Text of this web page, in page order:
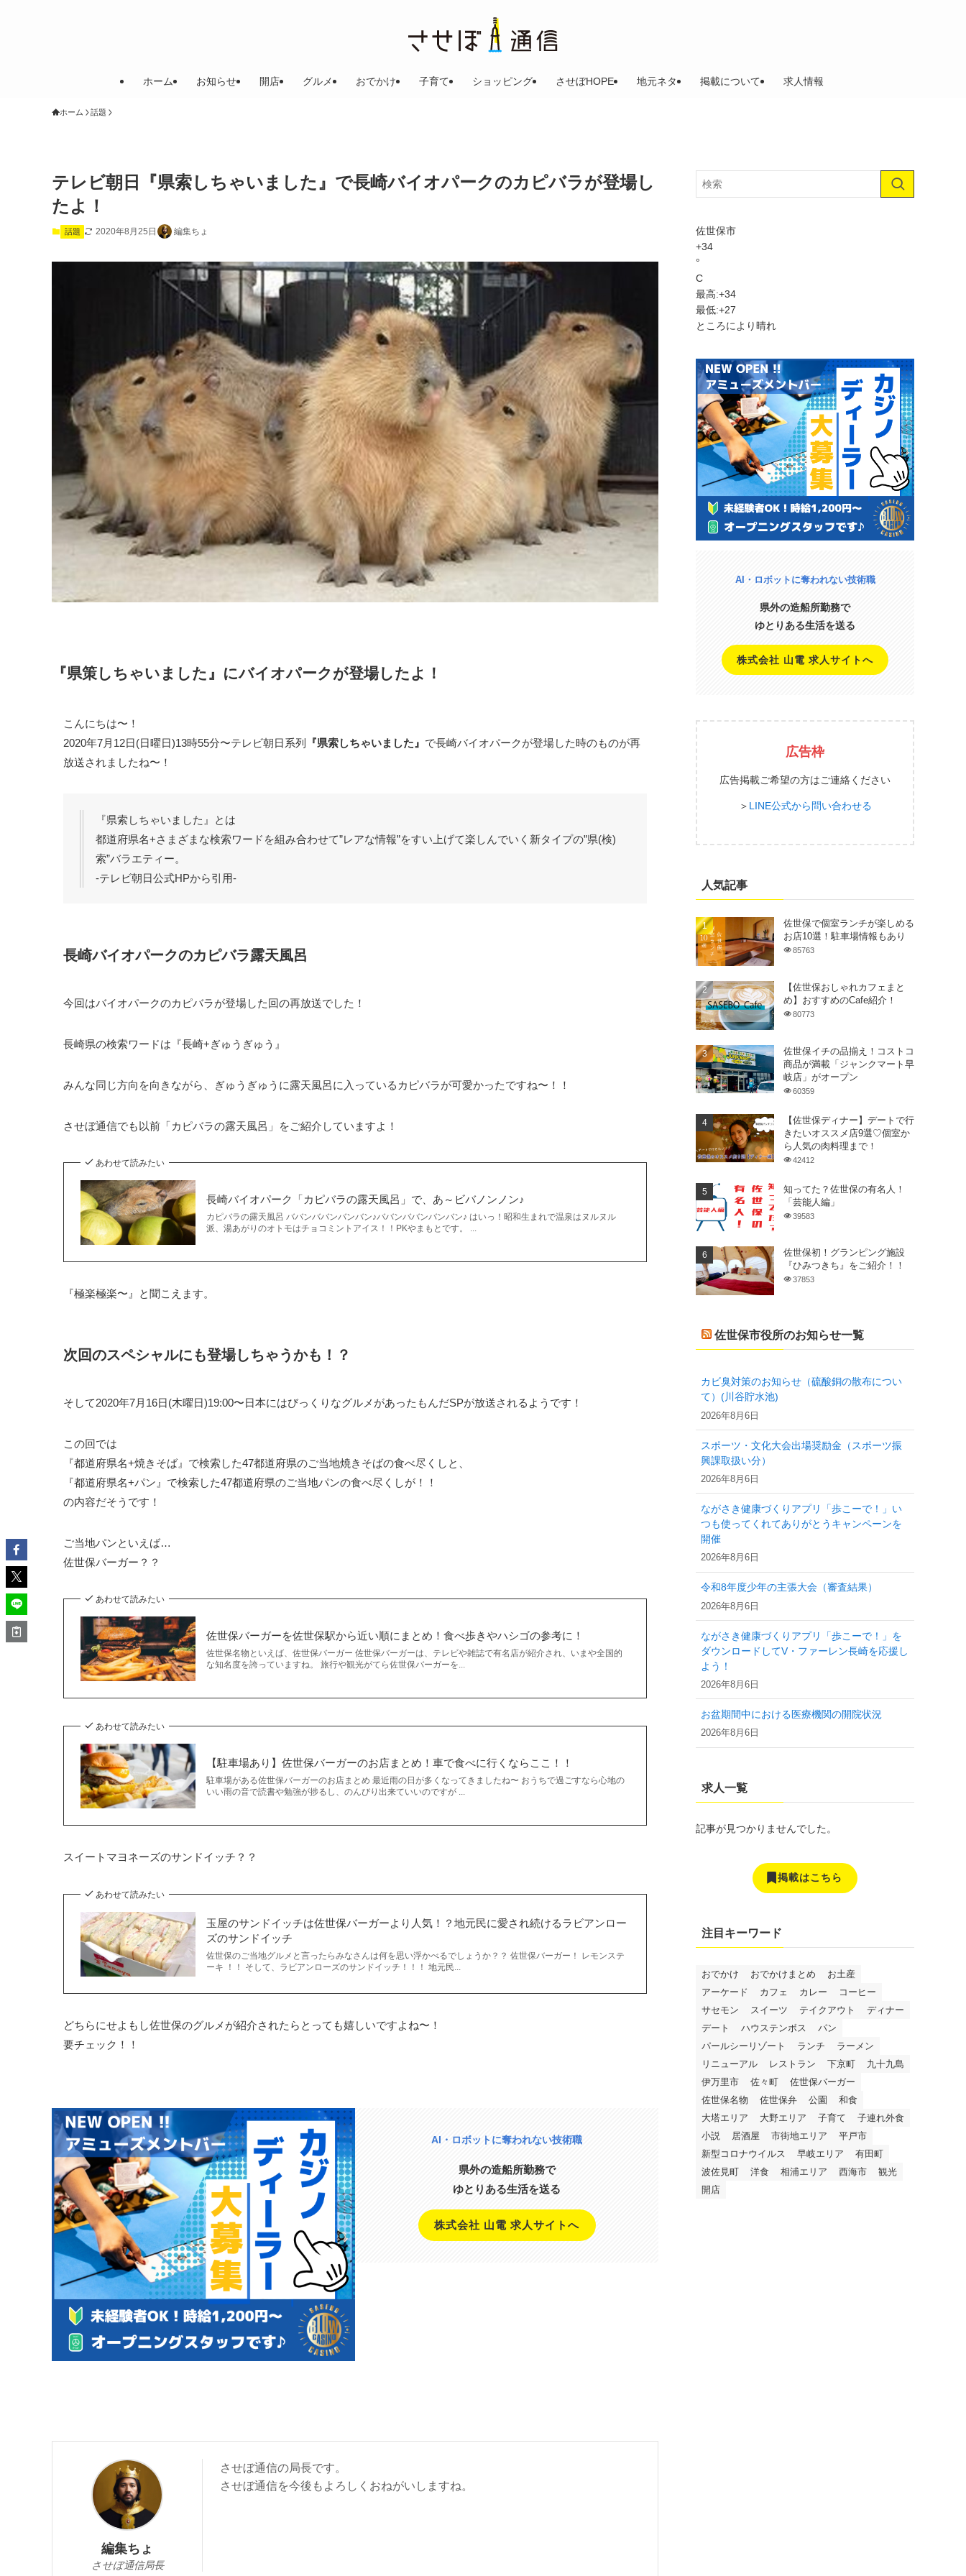
ホーム お知らせ 開店 グルメ おでかけ 子育て ショッピング させぼHOPE 地元ネタ 掲載について 求人情報
ホーム 話題
テレビ朝日『県索しちゃいました』で長崎バイオパークのカピバラが登場し
たよ！
話題 2020年8月25日 編集ちょ
『県策しちゃいました』にバイオパークが登場したよ！
こんにちは〜！
2020年7月12日(日曜日)13時55分〜テレビ朝日系列
『県索しちゃいました』 で長崎バイオパークが登場した時のものが再
放送されましたね〜！
『県索しちゃいました』とは
都道府県名+さまざまな検索ワードを組み合わせて”レアな情報”をすい上げて楽しんでいく新タイプの”県(検)
索”バラエティー。
-テレビ朝日公式HPから引用-
長崎バイオパークのカピバラ露天風呂
今回はバイオパークのカピバラが登場した回の再放送でした！
長崎県の検索ワードは『長崎+ぎゅうぎゅう』
みんな同じ方向を向きながら、ぎゅうぎゅうに露天風呂に入っているカピバラが可愛かったですね〜！！
させぼ通信でも以前「カピバラの露天風呂」をご紹介していますよ！
あわせて読みたい
長崎バイオパーク「カピバラの露天風呂」で、あ～ビバノンノン♪
カピバラの露天風呂 ババンババンバンバン♪ババンババンバンバン♪ はいっ！昭和生まれで温泉はヌルヌル
派、湯あがりのオトモはチョコミントアイス！！PKやまもとです。 ...
『極楽極楽〜』と聞こえます。
次回のスペシャルにも登場しちゃうかも！？
そして2020年7月16日(木曜日)19:00〜日本にはびっくりなグルメがあったもんだSPが放送されるようです！
この回では
『都道府県名+焼きそば』で検索した47都道府県のご当地焼きそばの食べ尽くしと、
『都道府県名+パン』で検索した47都道府県のご当地パンの食べ尽くしが！！
の内容だそうです！
ご当地パンといえば…
佐世保バーガー？？
あわせて読みたい
佐世保バーガーを佐世保駅から近い順にまとめ！食べ歩きやハシゴの参考に！
佐世保名物といえば、佐世保バーガー 佐世保バーガーは、テレビや雑誌で有名店が紹介され、いまや全国的
な知名度を誇っていますね。 旅行や観光がてら佐世保バーガーを...
あわせて読みたい
【駐車場あり】佐世保バーガーのお店まとめ！車で食べに行くならここ！！
駐車場がある佐世保バーガーのお店まとめ 最近雨の日が多くなってきましたね〜 おうちで過ごすなら心地の
いい雨の音で読書や勉強が捗るし、のんびり出来ていいのですが ...
スイートマヨネーズのサンドイッチ？？
あわせて読みたい
玉屋のサンドイッチは佐世保バーガーより人気！？地元民に愛され続けるラビアンロー
ズのサンドイッチ
佐世保のご当地グルメと言ったらみなさんは何を思い浮かべるでしょうか？？ 佐世保バーガー！ レモンステ
ーキ ！！ そして、ラビアンローズのサンドイッチ！！！ 地元民...
どちらにせよもし佐世保のグルメが紹介されたらとっても嬉しいですよね〜！
要チェック！！
AI・ロボットに奪われない技術職
県外の造船所勤務で
ゆとりある生活を送る
株式会社 山電 求人サイトへ
編集ちょ
させぼ通信局長
させぼ通信の局長です。
させぼ通信を今後もよろしくおねがいしますね。
佐世保市
+34
°
C
最高:+34
最低:+27
ところにより晴れ
AI・ロボットに奪われない技術職
県外の造船所勤務で
ゆとりある生活を送る
株式会社 山電 求人サイトへ
広告枠
広告掲載ご希望の方はご連絡ください
＞ LINE公式から問い合わせる
人気記事
佐世保で個室ランチが楽しめる
お店10選！駐車場情報もあり
85763
【佐世保おしゃれカフェまと
め】おすすめのCafe紹介！
80773
佐世保イチの品揃え！コストコ
商品が満載「ジャンクマート早
岐店」がオープン
60359
【佐世保ディナー】デートで行
きたいオススメ店9選♡個室か
ら人気の肉料理まで！
42412
知ってた？佐世保の有名人！
「芸能人編」
39583
佐世保初！グランピング施設
『ひみつきち』をご紹介！！
37853
佐世保市役所のお知らせ一覧
カビ臭対策のお知らせ（硫酸銅の散布につい
て）(川谷貯水池)
2026年8月6日
スポーツ・文化大会出場奨励金（スポーツ振
興課取扱い分）
2026年8月6日
ながさき健康づくりアプリ「歩こーで！」い
つも使ってくれてありがとうキャンペーンを
開催
2026年8月6日
令和8年度少年の主張大会（審査結果）
2026年8月6日
ながさき健康づくりアプリ「歩こーで！」を
ダウンロードしてV・ファーレン長崎を応援し
よう！
2026年8月6日
お盆期間中における医療機関の開院状況
2026年8月6日
求人一覧
記事が見つかりませんでした。
掲載はこちら
注目キーワード
おでかけ おでかけまとめ
お土産
アーケード
カフェ カレー
コーヒー
サセモン
スイーツ テイクアウト
ディナー
デート
ハウステンボス
パン
パールシーリゾート
ランチ
ラーメン
リニューアル
レストラン 下京町
九十九島
伊万里市
佐々町
佐世保バーガー
佐世保名物
佐世保弁 公園
和食
大塔エリア
大野エリア 子育て
子連れ外食
小説
居酒屋 市街地エリア
平戸市
新型コロナウイルス
早岐エリア
有田町
波佐見町
洋食 相浦エリア 西海市
観光
開店